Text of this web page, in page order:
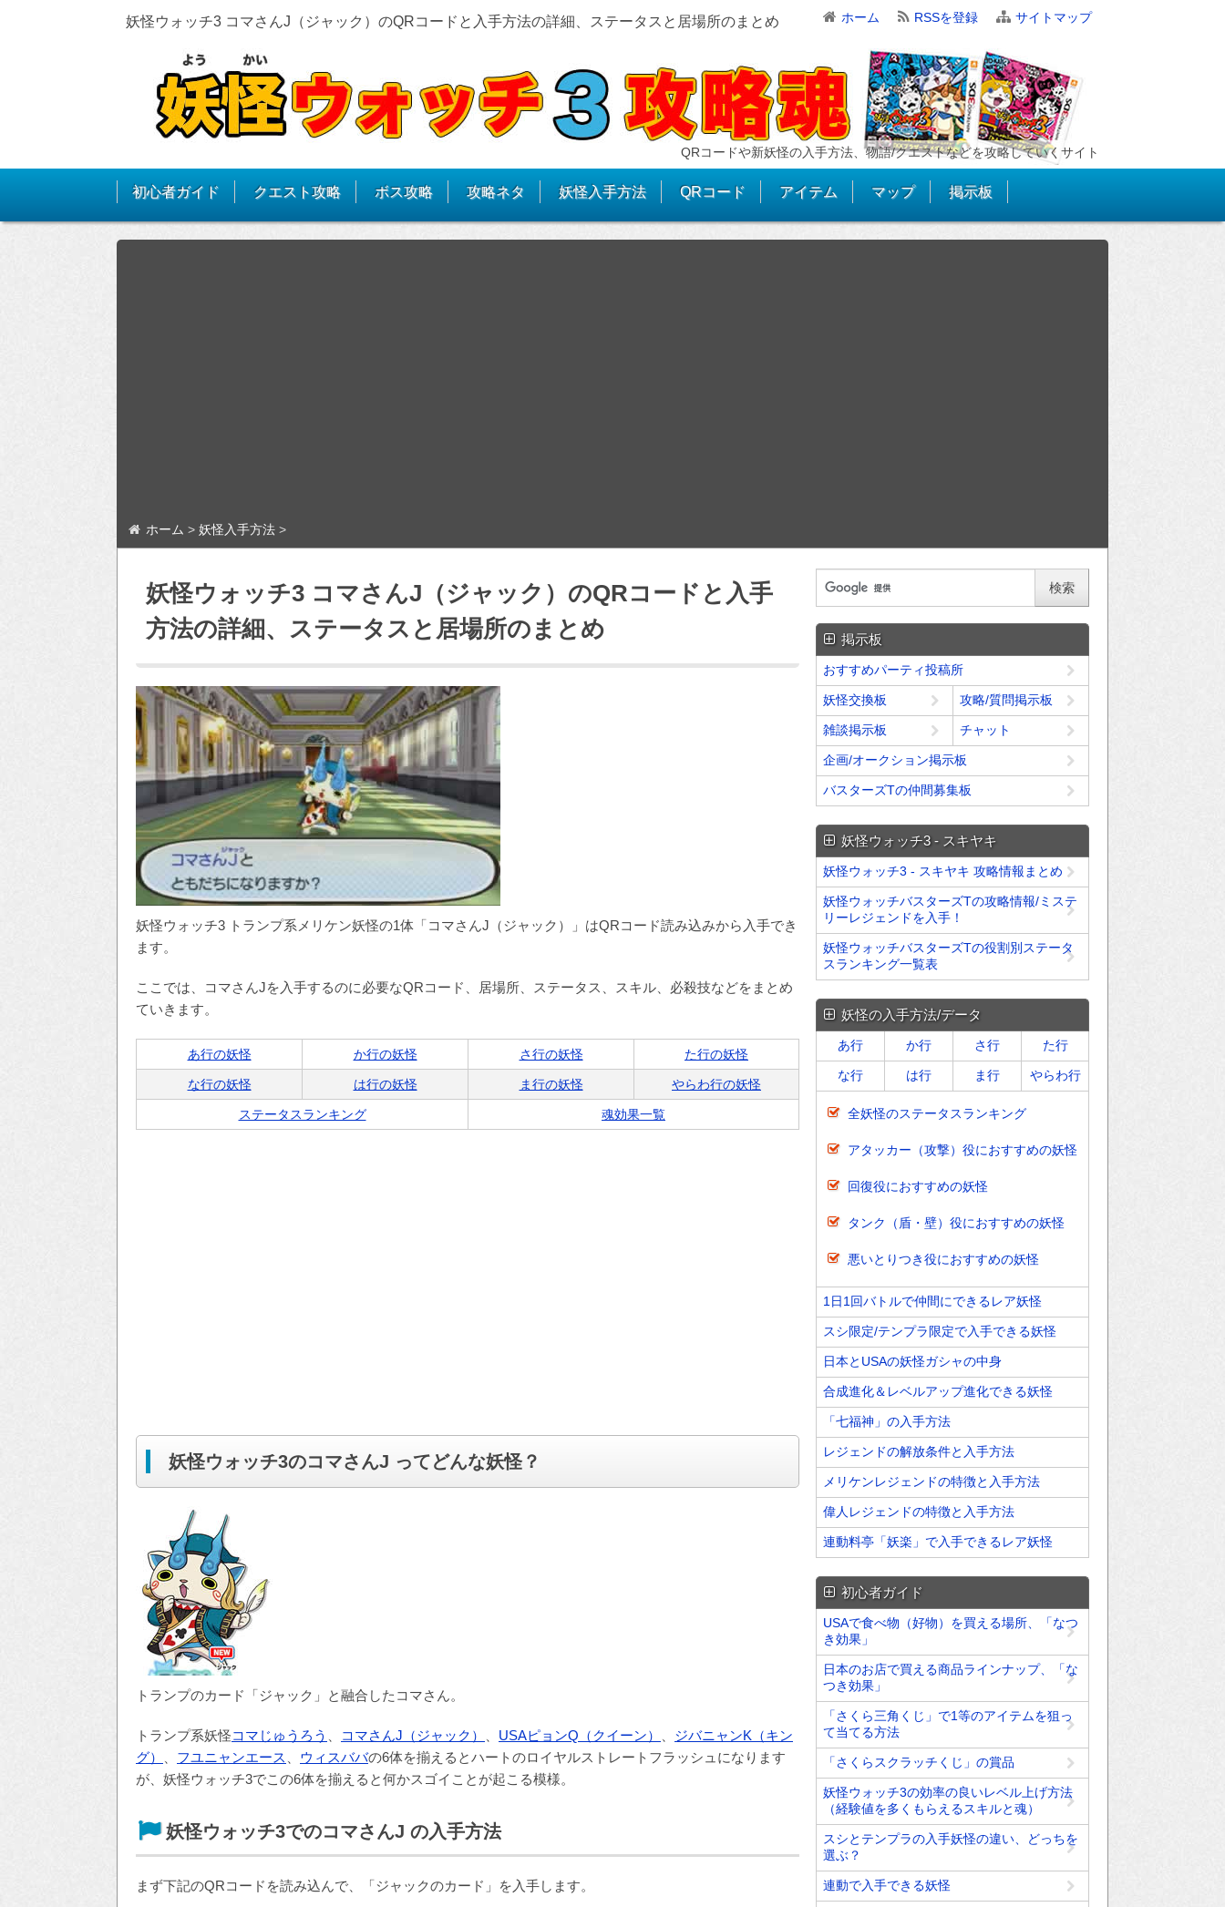
妖怪ウォッチ3 コマさんJ（ジャック）のQRコードと入手方法の詳細、ステータスと居場所のまとめ ホーム RSSを登録 サイトマップ
QRコードや新妖怪の入手方法、物語/クエストなどを攻略していくサイト
初心者ガイド クエスト攻略 ボス攻略 攻略ネタ 妖怪入手方法 QRコード アイテム マップ 掲示板
ホーム > 妖怪入手方法 >
妖怪ウォッチ3 コマさんJ（ジャック）のQRコードと入手
方法の詳細、ステータスと居場所のまとめ
妖怪ウォッチ3 トランプ系メリケン妖怪の1体「コマさんJ（ジャック）」はQRコード読み込みから入手でき
ます。
ここでは、コマさんJを入手するのに必要なQRコード、居場所、ステータス、スキル、必殺技などをまとめ
ていきます。
あ行の妖怪 か行の妖怪 さ行の妖怪 た行の妖怪
な行の妖怪 は行の妖怪 ま行の妖怪 やらわ行の妖怪
ステータスランキング 魂効果一覧
妖怪ウォッチ3のコマさんJ ってどんな妖怪？
トランプのカード「ジャック」と融合したコマさん。
トランプ系妖怪コマじゅうろう コマさんJ（ジャック） USAピョンQ（クイーン）
ジバニャンK（キン
グ）
フユニャンエース ウィスババの6体を揃えるとハートのロイヤルストレートフラッシュになります
が、妖怪ウォッチ3でこの6体を揃えると何かスゴイことが起こる模様。
妖怪ウォッチ3でのコマさんJ の入手方法
まず下記のQRコードを読み込んで、「ジャックのカード」を入手します。
掲示板
おすすめパーティ投稿所
妖怪交換板 攻略/質問掲示板
雑談掲示板 チャット
企画/オークション掲示板
バスターズTの仲間募集板
妖怪ウォッチ3 - スキヤキ
妖怪ウォッチ3 - スキヤキ 攻略情報まとめ
妖怪ウォッチバスターズTの攻略情報/ミステ
リーレジェンドを入手！
妖怪ウォッチバスターズTの役割別ステータ
スランキング一覧表
妖怪の入手方法/データ
あ行 か行 さ行 た行
な行 は行 ま行 やらわ行
全妖怪のステータスランキング
アタッカー（攻撃）役におすすめの妖怪
回復役におすすめの妖怪
タンク（盾・壁）役におすすめの妖怪
悪いとりつき役におすすめの妖怪
1日1回バトルで仲間にできるレア妖怪
スシ限定/テンプラ限定で入手できる妖怪
日本とUSAの妖怪ガシャの中身
合成進化＆レベルアップ進化できる妖怪
「七福神」の入手方法
レジェンドの解放条件と入手方法
メリケンレジェンドの特徴と入手方法
偉人レジェンドの特徴と入手方法
連動料亭「妖楽」で入手できるレア妖怪
初心者ガイド
USAで食べ物（好物）を買える場所、「なつ
き効果」
日本のお店で買える商品ラインナップ、「な
つき効果」
「さくら三角くじ」で1等のアイテムを狙っ
て当てる方法
「さくらスクラッチくじ」の賞品
妖怪ウォッチ3の効率の良いレベル上げ方法
（経験値を多くもらえるスキルと魂）
スシとテンプラの入手妖怪の違い、どっちを
選ぶ？
連動で入手できる妖怪